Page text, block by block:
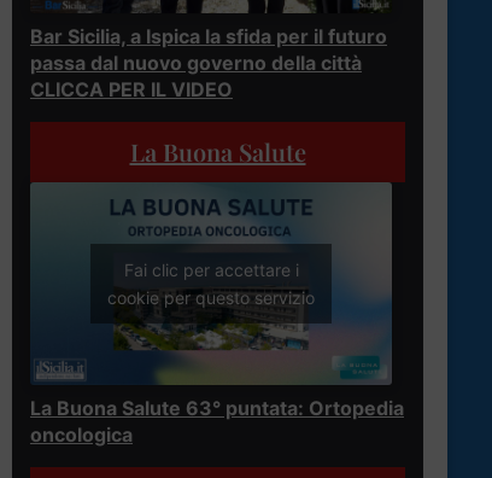
Bar Sicilia, a Ispica la sfida per il futuro
passa dal nuovo governo della città
CLICCA PER IL VIDEO
La Buona Salute
Fai clic per accettare i
cookie per questo servizio
La Buona Salute 63° puntata: Ortopedia
oncologica